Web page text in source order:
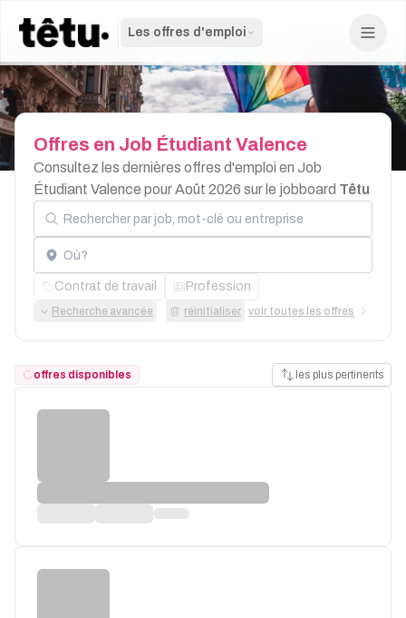
Les offres d'emploi
Offres en Job Étudiant Valence
Consultez les dernières offres d'emploi en Job
Étudiant Valence pour Août 2026 sur le jobboard Têtu
Rechercher par job, mot-clé ou entreprise
Localisation
Contrat de travail Profession
Recherche avancée réinitialiser voir toutes les offres
offres disponibles les plus pertinents